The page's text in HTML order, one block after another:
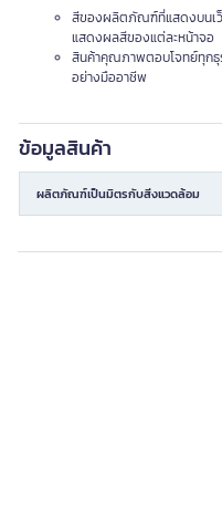
สีของผลิตภัณฑ์ที่แสดงบนเว็
แสดงผลสีของแต่ละหน้าจอ
สินค้าคุณภาพตอบโจทย์ทุกธุ
อย่างมืออาชีพ
ข้อมูลสินค้า
ผลิตภัณฑ์เป็นมิตรกับสิ่งแวดล้อม